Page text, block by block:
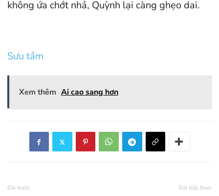
không ứa chớt nhả, Quỳnh lại càng ghẹo dai.
Sưu tầm
Xem thêm Ai cao sang hơn
Bài trước Bài tiếp theo